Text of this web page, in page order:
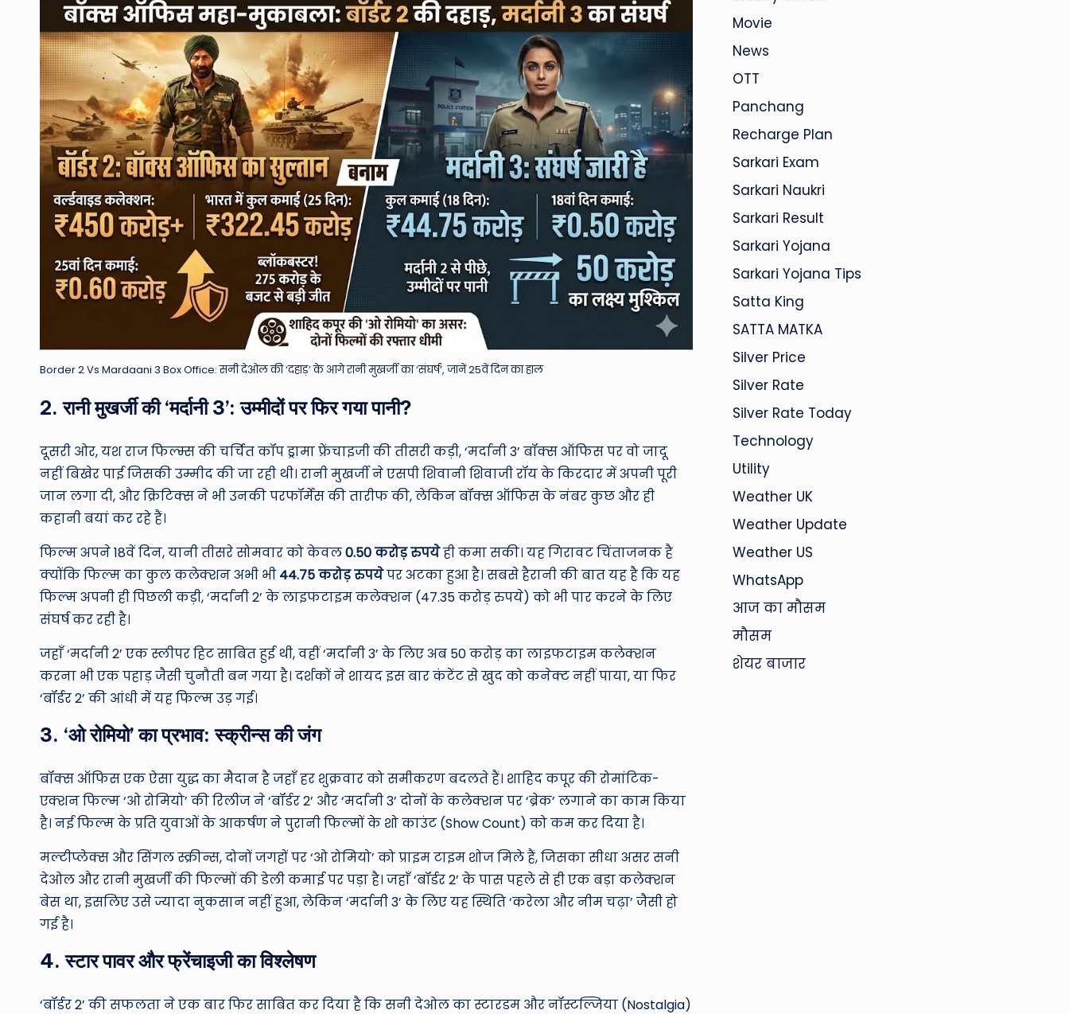
Border 2 Vs Mardaani 3 Box Office: सनी देओल की ‘दहाड़’ के आगे रानी मुखर्जी का ‘संघर्ष’, जानें 25वें दिन का हाल
2. रानी मुखर्जी की ‘मर्दानी 3’: उम्मीदों पर फिर गया पानी?
दूसरी ओर, यश राज फिल्म्स की चर्चित कॉप ड्रामा फ्रेंचाइजी की तीसरी कड़ी, ‘मर्दानी 3’ बॉक्स ऑफिस पर वो जादू
नहीं बिखेर पाई जिसकी उम्मीद की जा रही थी। रानी मुखर्जी ने एसपी शिवानी शिवाजी रॉय के किरदार में अपनी पूरी
जान लगा दी, और क्रिटिक्स ने भी उनकी परफॉर्मेंस की तारीफ की, लेकिन बॉक्स ऑफिस के नंबर कुछ और ही
कहानी बयां कर रहे हैं।
फिल्म अपने 18वें दिन, यानी तीसरे सोमवार को केवल0.50 करोड़ रुपयेही कमा सकी। यह गिरावट चिंताजनक है
क्योंकि फिल्म का कुल कलेक्शन अभी भी 44.75 करोड़ रुपयेपर अटका हुआ है। सबसे हैरानी की बात यह है कि यह
फिल्म अपनी ही पिछली कड़ी, ‘मर्दानी 2’ के लाइफटाइम कलेक्शन (47.35 करोड़ रुपये) को भी पार करने के लिए
संघर्ष कर रही है।
जहाँ ‘मर्दानी 2’ एक स्लीपर हिट साबित हुई थी, वहीं ‘मर्दानी 3’ के लिए अब 50 करोड़ का लाइफटाइम कलेक्शन
करना भी एक पहाड़ जैसी चुनौती बन गया है। दर्शकों ने शायद इस बार कंटेंट से खुद को कनेक्ट नहीं पाया, या फिर
‘बॉर्डर 2’ की आंधी में यह फिल्म उड़ गई।
3. ‘ओ रोमियो’ का प्रभाव: स्क्रीन्स की जंग
बॉक्स ऑफिस एक ऐसा युद्ध का मैदान है जहाँ हर शुक्रवार को समीकरण बदलते हैं। शाहिद कपूर की रोमांटिक-
एक्शन फिल्म ‘ओ रोमियो’ की रिलीज ने ‘बॉर्डर 2’ और ‘मर्दानी 3’ दोनों के कलेक्शन पर ‘ब्रेक’ लगाने का काम किया
है। नई फिल्म के प्रति युवाओं के आकर्षण ने पुरानी फिल्मों के शो काउंट (Show Count) को कम कर दिया है।
मल्टीप्लेक्स और सिंगल स्क्रीन्स, दोनों जगहों पर ‘ओ रोमियो’ को प्राइम टाइम शोज मिले हैं, जिसका सीधा असर सनी
देओल और रानी मुखर्जी की फिल्मों की डेली कमाई पर पड़ा है। जहाँ ‘बॉर्डर 2’ के पास पहले से ही एक बड़ा कलेक्शन
बेस था, इसलिए उसे ज्यादा नुकसान नहीं हुआ, लेकिन ‘मर्दानी 3’ के लिए यह स्थिति ‘करेला और नीम चढ़ा’ जैसी हो
गई है।
4. स्टार पावर और फ्रेंचाइजी का विश्लेषण
‘बॉर्डर 2’ की सफलता ने एक बार फिर साबित कर दिया है कि सनी देओल का स्टारडम और नॉस्टल्जिया (Nostalgia)
Movie
News
OTT
Panchang
Recharge Plan
Sarkari Exam
Sarkari Naukri
Sarkari Result
Sarkari Yojana
Sarkari Yojana Tips
Satta King
SATTA MATKA
Silver Price
Silver Rate
Silver Rate Today
Technology
Utility
Weather UK
Weather Update
Weather US
WhatsApp
आज का मौसम
मौसम
शेयर बाजार